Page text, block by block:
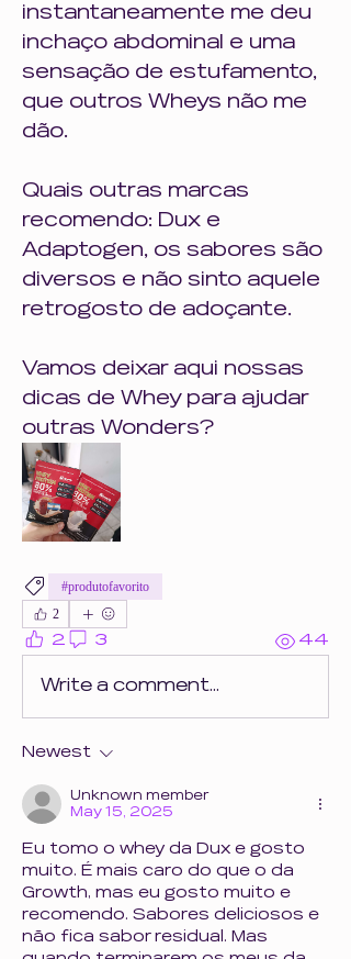
instantaneamente me deu
inchaço abdominal e uma
sensação de estufamento,
que outros Wheys não me
dão.
Quais outras marcas
recomendo: Dux e
Adaptogen, os sabores são
diversos e não sinto aquele
retrogosto de adoçante.
Vamos deixar aqui nossas
dicas de Whey para ajudar
outras Wonders?
#produtofavorito
2
2 3 44
Write a comment...
Newest
Unknown member
May 15, 2025
Eu tomo o whey da Dux e gosto
muito. É mais caro do que o da
Growth, mas eu gosto muito e
recomendo. Sabores deliciosos e
não fica sabor residual. Mas